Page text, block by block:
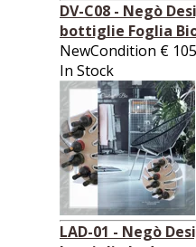
DV-C08 - Negò
bottiglie Foglia
NewCondition €
In Stock
LAD-01 - Negò